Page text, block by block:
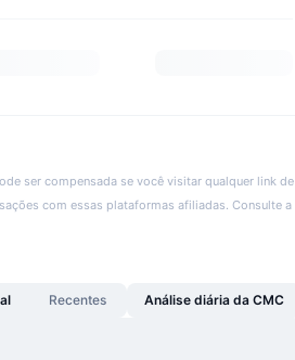
ser compensada se você visitar qualquer link de
com essas plataformas afiliadas. Consulte a
Recentes Análise diária da CMC